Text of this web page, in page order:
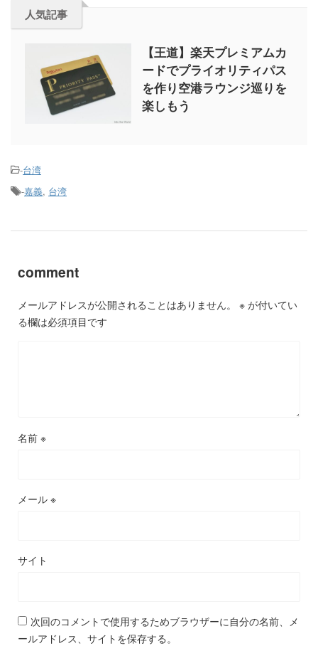
人気記事
【王道】楽天プレミアムカ
ードでプライオリティパス
を作り空港ラウンジ巡りを
楽しもう
-台湾
-嘉義, 台湾
comment
メールアドレスが公開されることはありません。 ※ が付いてい
る欄は必須項目です
名前 ※
メール ※
サイト
次回のコメントで使用するためブラウザーに自分の名前、メ
ールアドレス、サイトを保存する。